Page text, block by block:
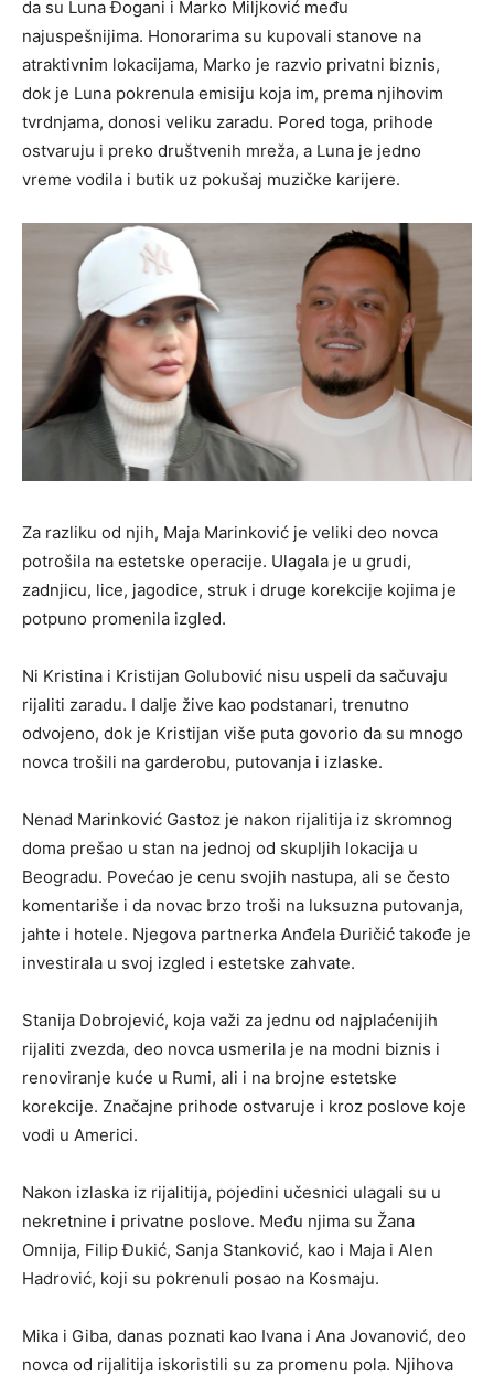
da su Luna Đogani i Marko Miljković među
najuspešnijima. Honorarima su kupovali stanove na
atraktivnim lokacijama, Marko je razvio privatni biznis,
dok je Luna pokrenula emisiju koja im, prema njihovim
tvrdnjama, donosi veliku zaradu. Pored toga, prihode
ostvaruju i preko društvenih mreža, a Luna je jedno
vreme vodila i butik uz pokušaj muzičke karijere.
Za razliku od njih, Maja Marinković je veliki deo novca
potrošila na estetske operacije. Ulagala je u grudi,
zadnjicu, lice, jagodice, struk i druge korekcije kojima je
potpuno promenila izgled.
Ni Kristina i Kristijan Golubović nisu uspeli da sačuvaju
rijaliti zaradu. I dalje žive kao podstanari, trenutno
odvojeno, dok je Kristijan više puta govorio da su mnogo
novca trošili na garderobu, putovanja i izlaske.
Nenad Marinković Gastoz je nakon rijalitija iz skromnog
doma prešao u stan na jednoj od skupljih lokacija u
Beogradu. Povećao je cenu svojih nastupa, ali se često
komentariše i da novac brzo troši na luksuzna putovanja,
jahte i hotele. Njegova partnerka Anđela Đuričić takođe je
investirala u svoj izgled i estetske zahvate.
Stanija Dobrojević, koja važi za jednu od najplaćenijih
rijaliti zvezda, deo novca usmerila je na modni biznis i
renoviranje kuće u Rumi, ali i na brojne estetske
korekcije. Značajne prihode ostvaruje i kroz poslove koje
vodi u Americi.
Nakon izlaska iz rijalitija, pojedini učesnici ulagali su u
nekretnine i privatne poslove. Među njima su Žana
Omnija, Filip Đukić, Sanja Stanković, kao i Maja i Alen
Hadrović, koji su pokrenuli posao na Kosmaju.
Mika i Giba, danas poznati kao Ivana i Ana Jovanović, deo
novca od rijalitija iskoristili su za promenu pola. Njihova